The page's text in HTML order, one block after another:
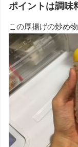
ポイントは調味
この厚揚げの炒め